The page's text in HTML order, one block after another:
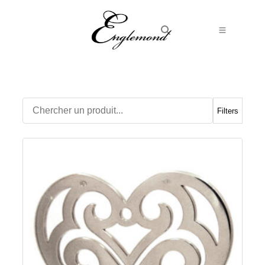
Boucles d’Oreilles
Boutons de manchette
Colliers
Médailles
Pendentifs
Adamas
Filters